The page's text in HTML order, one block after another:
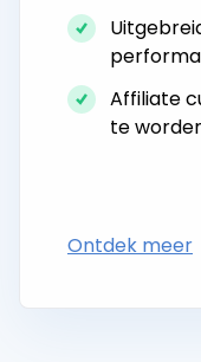
Affiliate
te
Ontdek meer